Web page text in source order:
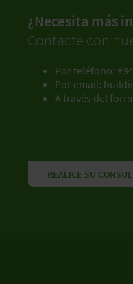
¿Necesita más
Contacte con
Por teléfono:
Por email:
A través del
REALICE SU